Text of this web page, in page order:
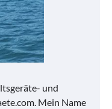
und
Mein Name